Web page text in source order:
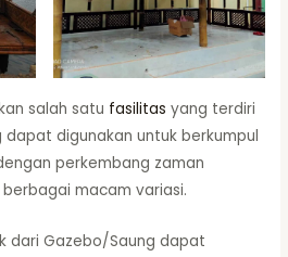
salah satu fasilitas yang terdiri
digunakan untuk berkumpul
perkembang zaman
macam variasi.
dari Gazebo/Saung dapat